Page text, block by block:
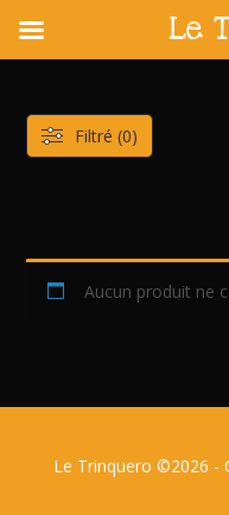
content
Aucun produit ne
Filtré (0)
Le Trinquero ©2026 -
Le